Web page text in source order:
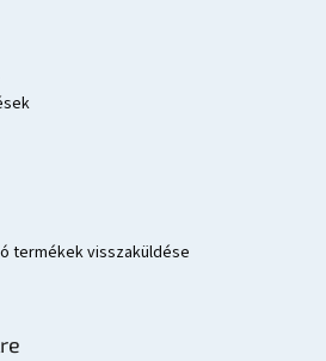
termékek visszaküldése